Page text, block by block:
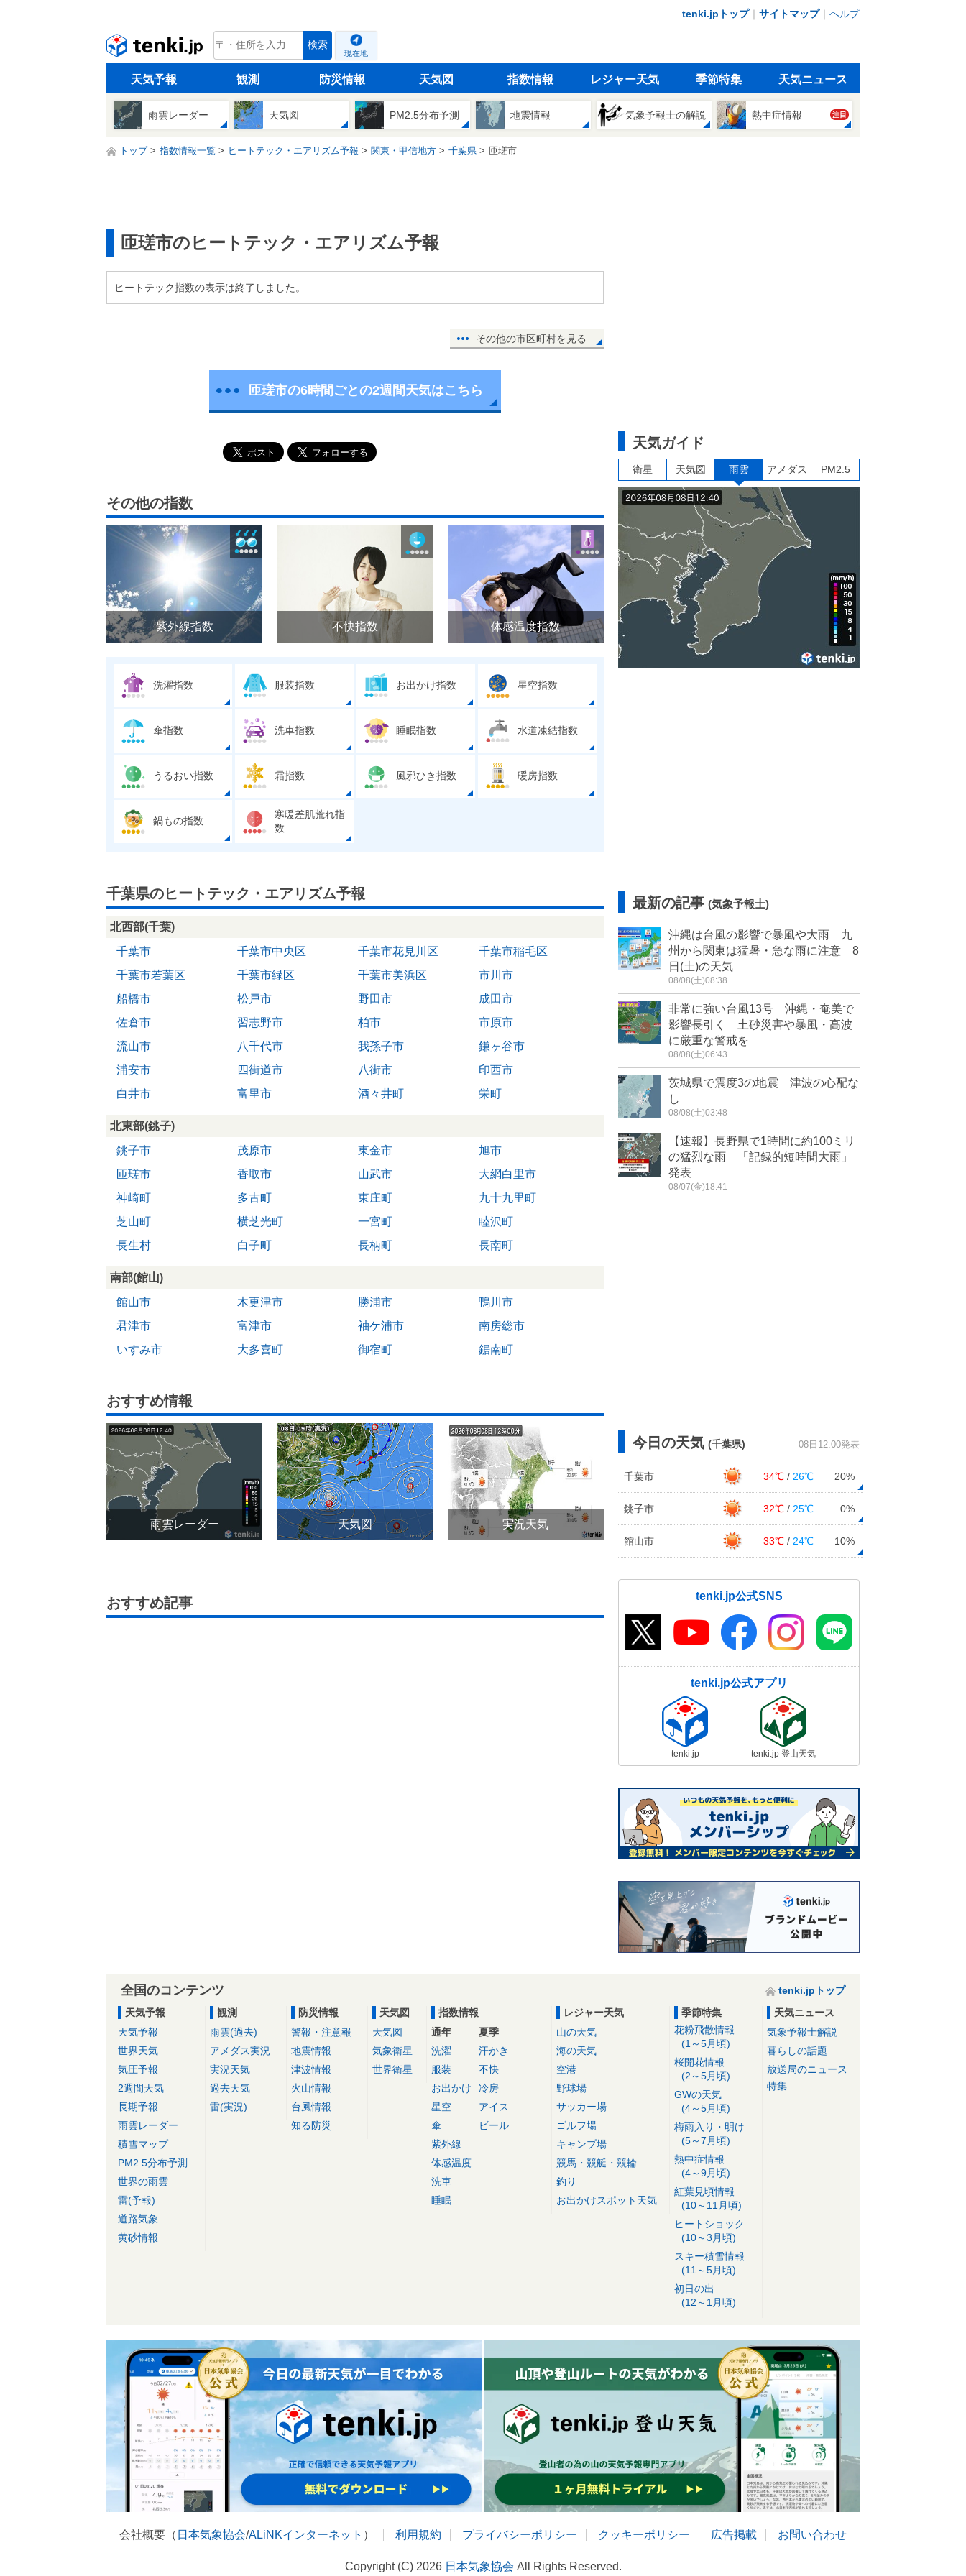
tenki.jpトップ｜ サイトマップ｜ ヘルプ
tenki.jp 検索
現在地
天気予報 観測 防災情報 天気図 指数情報 レジャー天気 季節特集 天気ニュース
雨雲レーダー 天気図 PM2.5分布予測 地震情報 気象予報士の解説 熱中症情報 注目
トップ 指数情報一覧 ヒートテック・エアリズム予報 関東・甲信地方 千葉県 匝瑳市
匝瑳市のヒートテック・エアリズム予報
ヒートテック指数の表示は終了しました。
その他の市区町村を見る
匝瑳市の6時間ごとの2週間天気はこちら
その他の指数
紫外線指数 不快指数 体感温度指数
洗濯指数 服装指数 お出かけ指数 星空指数
傘指数 洗車指数 睡眠指数 水道凍結指数
うるおい指数 霜指数 風邪ひき指数 暖房指数
鍋もの指数
寒暖差肌荒れ指
数
千葉県のヒートテック・エアリズム予報
北西部(千葉)
千葉市
千葉市中央区 千葉市花見川区
千葉市稲毛区
千葉市若葉区
千葉市緑区 千葉市美浜区
市川市
船橋市
松戸市 野田市
成田市
佐倉市
習志野市 柏市
市原市
流山市
八千代市 我孫子市
鎌ヶ谷市
浦安市
四街道市 八街市
印西市
白井市
富里市 酒々井町 栄町
北東部(銚子)
銚子市
茂原市 東金市
旭市
匝瑳市
香取市 山武市
大網白里市
神崎町
多古町 東庄町
九十九里町
芝山町
横芝光町 一宮町
睦沢町
長生村
白子町 長柄町 長南町
南部(館山)
館山市
木更津市 勝浦市
鴨川市
君津市
富津市 袖ケ浦市
南房総市
いすみ市
大多喜町 御宿町 鋸南町
おすすめ情報
雨雲レーダー 天気図 実況天気
おすすめ記事
天気ガイド
衛星 天気図 雨雲 アメダス PM2.5
最新の記事 (気象予報士)
沖縄は台風の影響で暴風や大雨 九
州から関東は猛暑・急な雨に注意 8
日(土)の天気
08/08(土)08:38
非常に強い台風13号 沖縄・奄美で
影響長引く 土砂災害や暴風・高波
に厳重な警戒を
08/08(土)06:43
茨城県で震度3の地震 津波の心配な
し
08/08(土)03:48
【速報】長野県で1時間に約100ミリ
の猛烈な雨 「記録的短時間大雨」
発表
08/07(金)18:41
今日の天気 (千葉県) 08日12:00発表
千葉市 34℃ / 26℃ 20%
銚子市 32℃ / 25℃ 0%
館山市 33℃ / 24℃ 10%
tenki.jp公式SNS
tenki.jp公式アプリ
tenki.jp tenki.jp 登山天気
全国のコンテンツ
tenki.jpトップ
天気予報
天気予報
世界天気
気圧予報
2週間天気
長期予報
雨雲レーダー
積雪マップ
PM2.5分布予測
世界の雨雲
雷(予報)
道路気象
黄砂情報
観測
雨雲(過去)
アメダス実況
実況天気
過去天気
雷(実況)
防災情報
警報・注意報
地震情報
津波情報
火山情報
台風情報
知る防災
天気図
天気図
気象衛星
世界衛星
指数情報
通年
洗濯
服装
お出かけ
星空
傘
紫外線
体感温度
洗車
睡眠
夏季
汗かき
不快
冷房
アイス
ビール
レジャー天気
山の天気
海の天気
空港
野球場
サッカー場
ゴルフ場
キャンプ場
競馬・競艇・競輪
釣り
お出かけスポット天気
季節特集
花粉飛散情報
(1～5月頃)
桜開花情報
(2～5月頃)
GWの天気
(4～5月頃)
梅雨入り・明け
(5～7月頃)
熱中症情報
(4～9月頃)
紅葉見頃情報
(10～11月頃)
ヒートショック
(10～3月頃)
スキー積雪情報
(11～5月頃)
初日の出
(12～1月頃)
天気ニュース
気象予報士解説
暮らしの話題
放送局のニュース
特集
会社概要（ 日本気象協会/ALiNKインターネット ） 利用規約 プライバシーポリシー クッキーポリシー 広告掲載 お問い合わせ
Copyright (C) 2026 日本気象協会 All Rights Reserved.